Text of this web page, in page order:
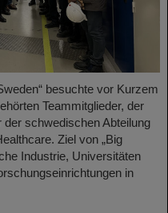
besuchte vor Kurzem
Teammitglieder, der
schwedischen Abteilung
Ziel von „Big
Industrie, Universitäten
in